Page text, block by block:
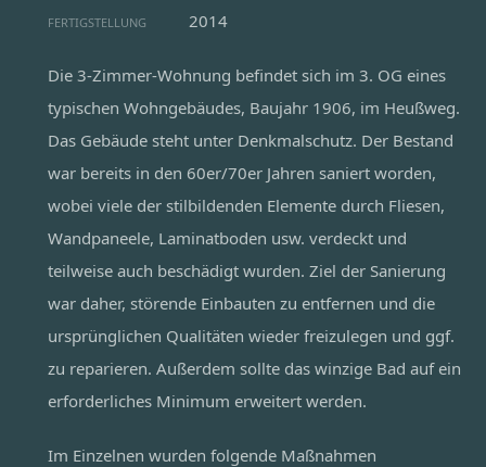
FERTIGSTELLUNG 2014
Die 3-Zimmer-Wohnung befindet sich im 3. OG eines
typischen Wohngebäudes, Baujahr 1906, im Heußweg.
Das Gebäude steht unter Denkmalschutz. Der Bestand
war bereits in den 60er/70er Jahren saniert worden,
wobei viele der stilbildenden Elemente durch Fliesen,
Wandpaneele, Laminatboden usw. verdeckt und
teilweise auch beschädigt wurden. Ziel der Sanierung
war daher, störende Einbauten zu entfernen und die
ursprünglichen Qualitäten wieder freizulegen und ggf.
zu reparieren. Außerdem sollte das winzige Bad auf ein
erforderliches Minimum erweitert werden.
Im Einzelnen wurden folgende Maßnahmen